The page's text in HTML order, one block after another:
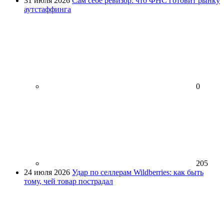
аутстаффинга
0
205
24 июля 2026 Удар по селлерам Wildberries: как быть
тому, чей товар пострадал